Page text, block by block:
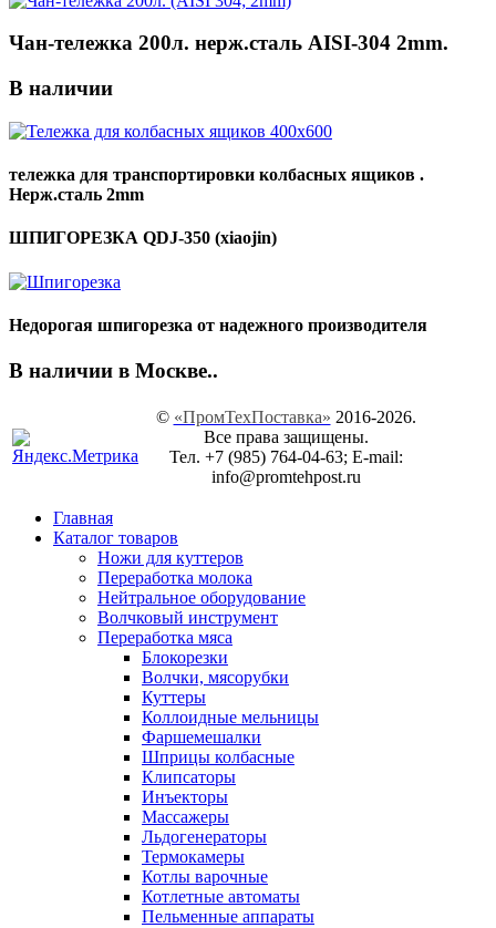
Чан-тележка 200л. нерж.сталь AISI-304 2mm.
В наличии
тележка для транспортировки колбасных ящиков .
Нерж.сталь 2mm
ШПИГОРЕЗКА QDJ-350 (xiaojin)
Недорогая шпигорезка от надежного производителя
В наличии в Москве..
© «ПромТехПоставка» 2016-2026.
Все права защищены.
Тел. +7 (985) 764-04-63; E-mail:
info@promtehpost.ru
Главная
Каталог товаров
Ножи для куттеров
Переработка молока
Нейтральное оборудование
Волчковый инструмент
Переработка мяса
Блокорезки
Волчки, мясорубки
Куттеры
Коллоидные мельницы
Фаршемешалки
Шприцы колбасные
Клипсаторы
Инъекторы
Массажеры
Льдогенераторы
Термокамеры
Котлы варочные
Котлетные автоматы
Пельменные аппараты